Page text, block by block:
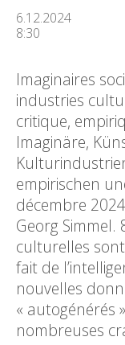
6.12.2024
8:30
Imaginaires
industries
critique,
Imaginäre,
empirischen
décembre
Georg
culturelles
fait de
nouvelles
« autogénérés
nombreuses